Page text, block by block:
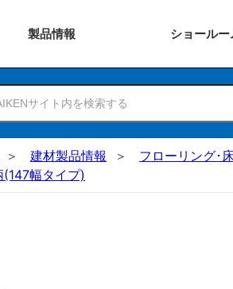
製品情報 ショールー
建材製品情報 フローリング･
幅タイプ)